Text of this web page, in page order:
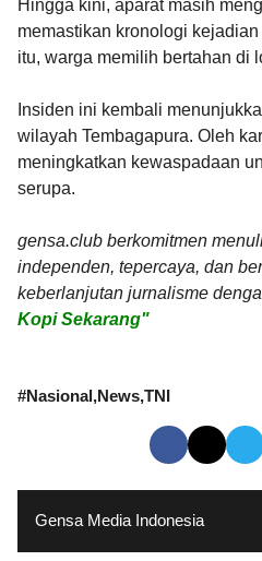
Hingga kini, aparat masih
memastikan kronologi
itu, warga memilih bertahan di
Insiden ini kembali
wilayah Tembagapura. Oleh
meningkatkan kewaspadaan
serupa.
gensa.club berkomitmen
independen, tepercaya, dan
keberlanjutan jurnalisme
Kopi Sekarang"
#Nasional News TNI
Gensa Media Indonesia